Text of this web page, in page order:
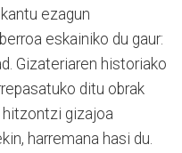
ezagun
eskainiko du gaur:
Gizateriaren historiako
ditu obrak
hitzontzi gizajoa
harremana hasi du.